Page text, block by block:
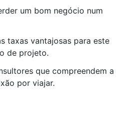
um bom negócio num
taxas vantajosas para este
de projeto.
que compreendem a
por viajar.